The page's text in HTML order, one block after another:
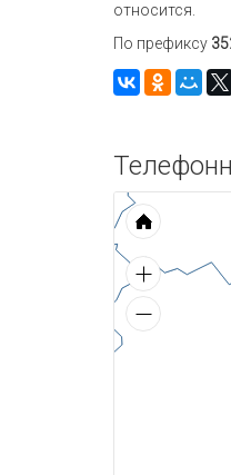
относится.
По префиксу